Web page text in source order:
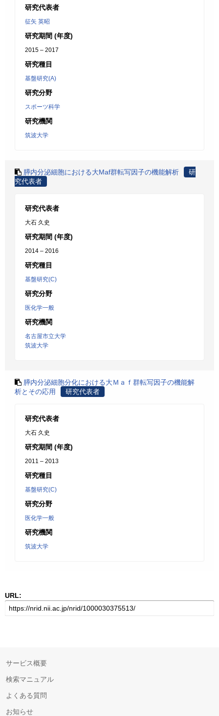
研究代表者
征矢 英昭
研究期間 (年度)
2015 – 2017
研究種目
基盤研究(A)
研究分野
スポーツ科学
研究機関
筑波大学
膵内分泌細胞における大Maf群転写因子の機能解析
研
究代表者
研究代表者
大石 久史
研究期間 (年度)
2014 – 2016
研究種目
基盤研究(C)
研究分野
医化学一般
研究機関
名古屋市立大学
筑波大学
膵内分泌細胞分化における大Ｍａｆ群転写因子の機能解
析とその応用
研究代表者
研究代表者
大石 久史
研究期間 (年度)
2011 – 2013
研究種目
基盤研究(C)
研究分野
医化学一般
研究機関
筑波大学
URL:
サービス概要
検索マニュアル
よくある質問
お知らせ